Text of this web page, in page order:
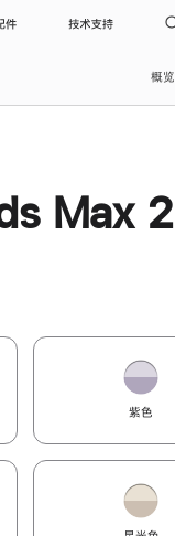
件 技术支持
概览
Max 2
紫色